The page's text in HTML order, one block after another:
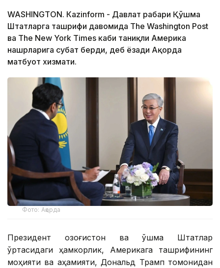
WASHINGTON. Кazinform - Давлат раҳбари Қўшма
Штатларга ташрифи давомида The Washington Post
ва The New York Times каби таниқли Америка
нашрларига суҳбат берди, деб ёзади Ақорда
матбуот хизмати.
Фото: Ақорда
Президент Қозоғистон ва Қўшма Штатлар
ўртасидаги ҳамкорлик, Америкага ташрифининг
моҳияти ва аҳамияти, Дональд Трамп томонидан